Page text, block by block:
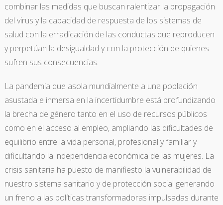
combinar las medidas que buscan ralentizar la propagación
del virus y la capacidad de respuesta de los sistemas de
salud con la erradicación de las conductas que reproducen
y perpetúan la desigualdad y con la protección de quienes
sufren sus consecuencias.
La pandemia que asola mundialmente a una población
asustada e inmersa en la incertidumbre está profundizando
la brecha de género tanto en el uso de recursos públicos
como en el acceso al empleo, ampliando las dificultades de
equilibrio entre la vida personal, profesional y familiar y
dificultando la independencia económica de las mujeres. La
crisis sanitaria ha puesto de manifiesto la vulnerabilidad de
nuestro sistema sanitario y de protección social generando
un freno a las políticas transformadoras impulsadas durante